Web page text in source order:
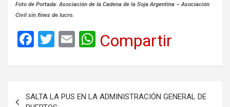
Foto de Portada: Asociación de la Cadena de la Soja Argentina – Asociación
Civil sin fines de lucro.
F
ce
b
T
tt
er
E
ail
W
at
s
Compartir
SALTA LA PUS EN LA ADMINISTRACIÓN GENERAL DE